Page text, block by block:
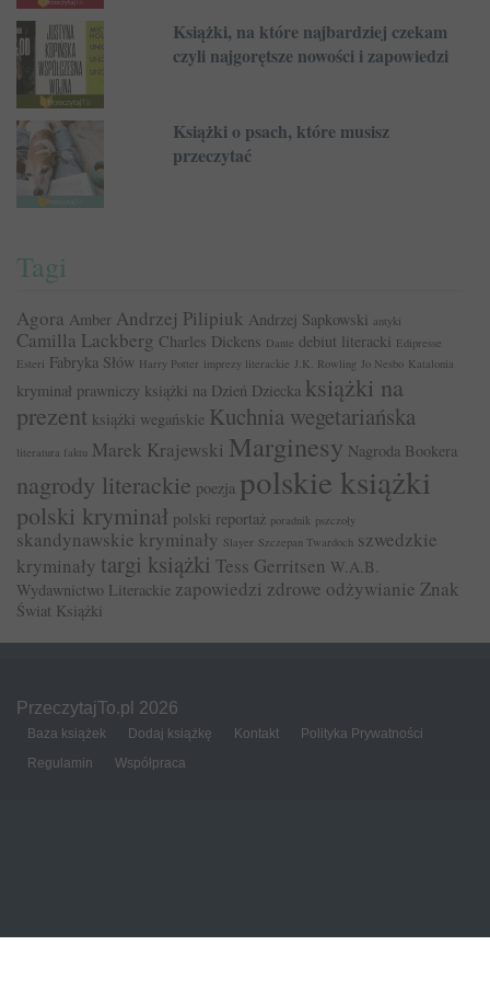
Książki, na które najbardziej czekam
czyli najgorętsze nowości i zapowiedzi
Książki o psach, które musisz
przeczytać
Tagi
Agora Amber Andrzej Pilipiuk Andrzej Sapkowski antyki
Camilla Lackberg Charles Dickens Dante debiut literacki Edipresse
Esteri Fabryka Słów Harry Potter imprezy literackie J.K. Rowling Jo Nesbo Katalonia
kryminał prawniczy książki na Dzień Dziecka książki na
prezent książki wegańskie Kuchnia wegetariańska
literatura faktu Marek Krajewski Marginesy Nagroda Bookera
nagrody literackie poezja polskie książki
polski kryminał polski reportaż poradnik pszczoły
skandynawskie kryminały Slayer Szczepan Twardoch szwedzkie
kryminały targi książki Tess Gerritsen W.A.B.
Wydawnictwo Literackie zapowiedzi zdrowe odżywianie Znak
Świat Książki
PrzeczytajTo.pl 2026
Baza książek Dodaj książkę Kontakt
Polityka Prywatności
Regulamin
Współpraca